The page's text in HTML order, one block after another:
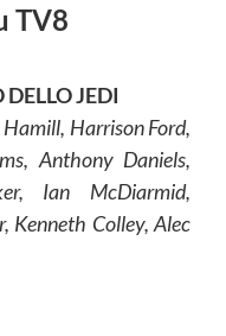
TV8
JEDI
Harrison Ford,
Anthony Daniels,
Ian McDiarmid,
Kenneth Colley, Alec